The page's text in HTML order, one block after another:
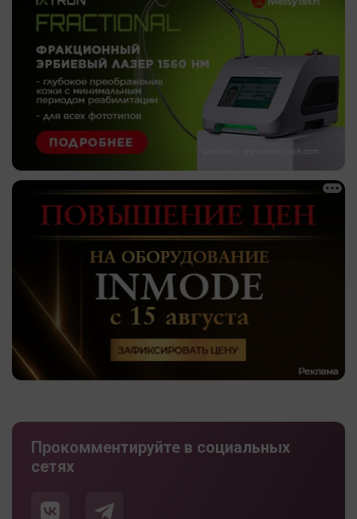
Прокомментируйте в социальных
сетях